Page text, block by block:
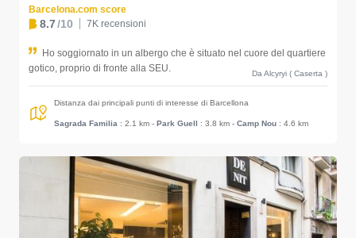
Barcelona.com score
8.7/10 7K recensioni
Ho soggiornato in un albergo che è situato nel cuore del quartiere
gotico, proprio di fronte alla SEU.
Da Alcyryi ( Caserta )
Distanza dai principali punti di interesse di Barcellona
Sagrada Familia : 2.1 km - Park Guell : 3.8 km - Camp Nou : 4.6 km